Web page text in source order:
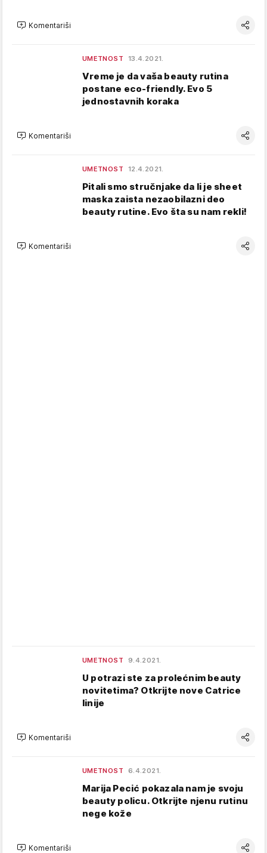
Komentariši
UMETNOST 13.4.2021.
Vreme je da vaša beauty rutina
postane eco-friendly. Evo 5
jednostavnih koraka
Komentariši
UMETNOST 12.4.2021.
Pitali smo stručnjake da li je sheet
maska zaista nezaobilazni deo
beauty rutine. Evo šta su nam rekli!
Komentariši
UMETNOST 9.4.2021.
U potrazi ste za prolećnim beauty
novitetima? Otkrijte nove Catrice
linije
Komentariši
UMETNOST 6.4.2021.
Marija Pecić pokazala nam je svoju
beauty policu. Otkrijte njenu rutinu
nege kože
Komentariši